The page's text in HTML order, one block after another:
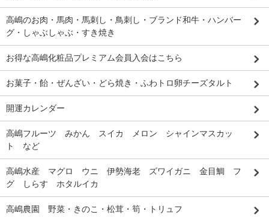
高嶋のお肉・馬肉・馬刺し・鳥刺し・ブランド和牛・ハンバー
グ・しゃぶしゃぶ・すき焼き
お得な高嶋化粧品プレミアム会員入会はこちら
お菓子・飴・ぜんざい・どら焼き・ふわトロ卵チーズタルト
開運カレンダー
高嶋フルーツ みかん スイカ メロン シャインマスカッ
ト など
高嶋水産 マグロ ウニ 伊勢海老 ズワイガニ 金目鯛 フ
グ しらす ホタルイカ
高嶋農園 野菜・きのこ・松茸・筍・トリュフ